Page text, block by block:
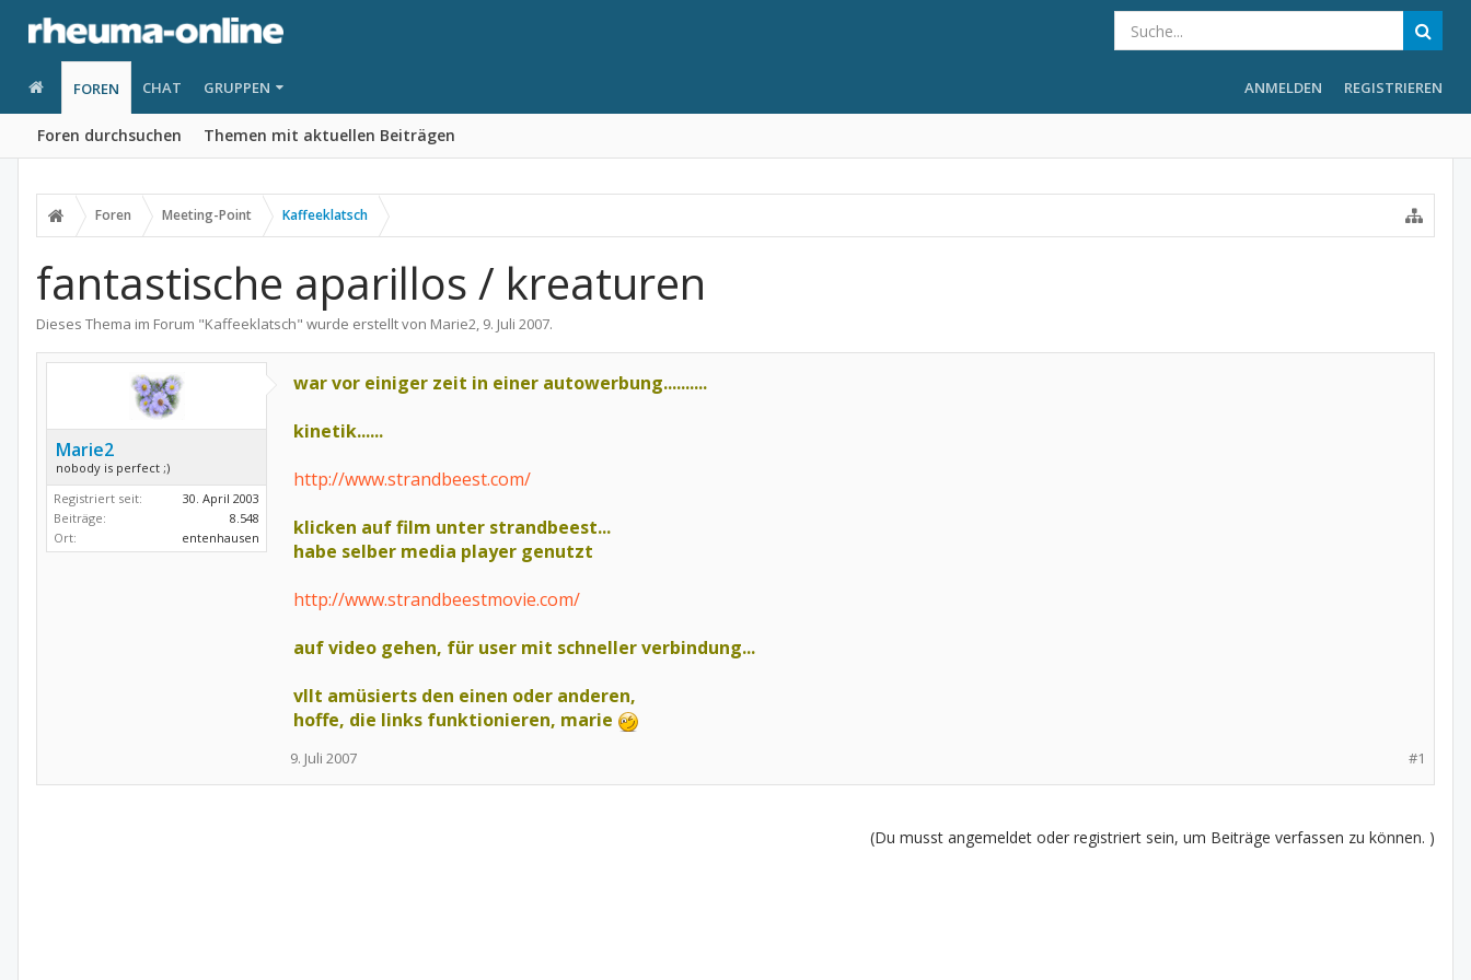
FOREN
Foren durchsuchen Themen mit aktuellen Beiträgen
CHAT GRUPPEN ANMELDEN REGISTRIEREN
Foren Meeting-Point Kaffeeklatsch
fantastische aparillos / kreaturen
Dieses Thema im Forum "Kaffeeklatsch" wurde erstellt von Marie2, 9. Juli 2007.
Marie2
nobody is perfect ;)
Registriert seit:
30. April 2003
Beiträge:
8.548
Ort:
entenhausen
war vor einiger zeit in einer autowerbung..........
kinetik......
http://www.strandbeest.com/
klicken auf film unter strandbeest...
habe selber media player genutzt
http://www.strandbeestmovie.com/
auf video gehen, für user mit schneller verbindung...
vllt amüsierts den einen oder anderen,
hoffe, die links funktionieren, marie
#1
9. Juli 2007
(Du musst angemeldet oder registriert sein, um Beiträge verfassen zu können. )